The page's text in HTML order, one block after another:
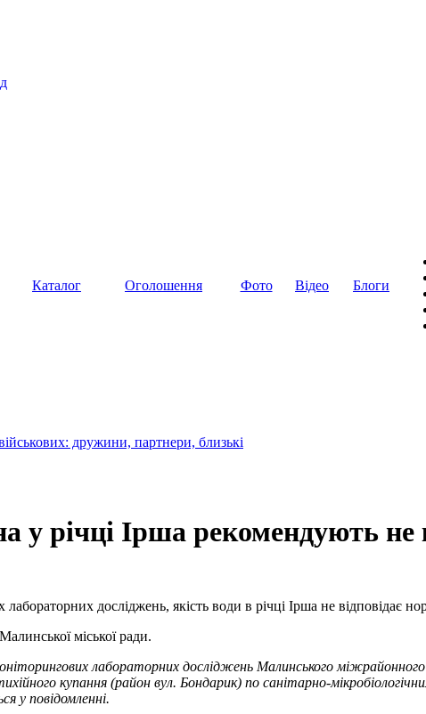
Каталог Оголошення Фото Відео Блоги
дружини, партнери, близькі
у річці Ірша рекомендують не
досліджень, якість води в річці Ірша не відповідає
міської ради.
лабораторних досліджень Малинського
купання (район вул. Бондарик) по санітарно-
у повідомленні.